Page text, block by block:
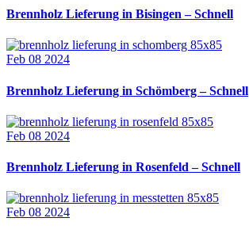
Brennholz Lieferung in Bisingen – Schnell
Feb 08 2024
Brennholz Lieferung in Schömberg – Schnell
Feb 08 2024
Brennholz Lieferung in Rosenfeld – Schnell
Feb 08 2024